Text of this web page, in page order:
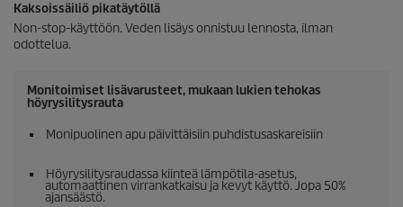
Kaksoissäiliö pikatäytöllä
Non-stop-käyttöön. Veden lisäys onnistuu lennosta, ilman
odottelua.
Monitoimiset lisävarusteet, mukaan lukien tehokas
höyrysilitysrauta
Monipuolinen apu päivittäisiin puhdistusaskareisiin
Höyrysilitysraudassa kiinteä lämpötila-asetus,
automaattinen virrankatkaisu ja kevyt käyttö. Jopa 50%
ajansäästö.